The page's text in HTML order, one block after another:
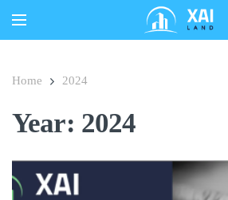
Home 2024
Year: 2024